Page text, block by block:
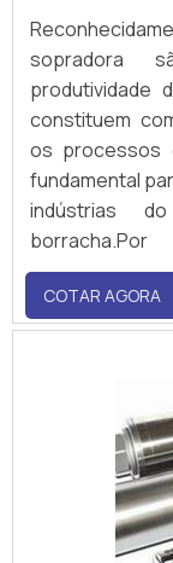
sopradora
produtividade
constituem
os processos
fundamental
indústrias
exigidas pelo
natural, o que
ser ideal para
São muitos os
COTAR AGORA